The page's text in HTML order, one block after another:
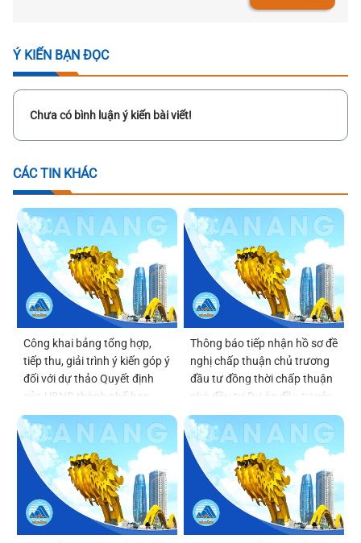
Ý KIẾN BẠN ĐỌC
Chưa có bình luận ý kiến bài viết!
CÁC TIN KHÁC
Công khai bảng tổng hợp,
tiếp thu, giải trình ý kiến góp ý
đối với dự thảo Quyết định
của UBND thành phố ban
hành Quy chế tổ chức và
hoạt động của thôn, tổ dân
phố
Thông báo tiếp nhận hồ sơ đề
nghị chấp thuận chủ trương
đầu tư đồng thời chấp thuận
nhà đầu tư Dự án đầu tư xây
dựng và kinh doanh kết cấu
hạ tầng khu chức năng tại vị
trí số 6 thuộc Khu thương
mại tự do Đà Nẵng